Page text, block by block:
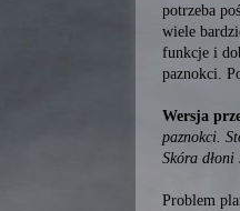
potrzeba
wiele
funkcje i
paznokci.
Wersja
paznokci.
Skóra
Problem